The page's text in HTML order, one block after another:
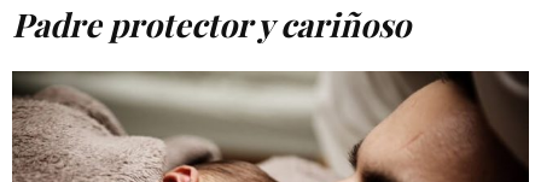
Padre protector y cariñoso